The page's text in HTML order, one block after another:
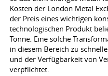
Kosten der London Metal
der Preis eines wichtigen
technologischen Produkt
Tonne. Eine solche
in diesem Bereich zu
und der Verfügbarkeit von
verpflichtet.